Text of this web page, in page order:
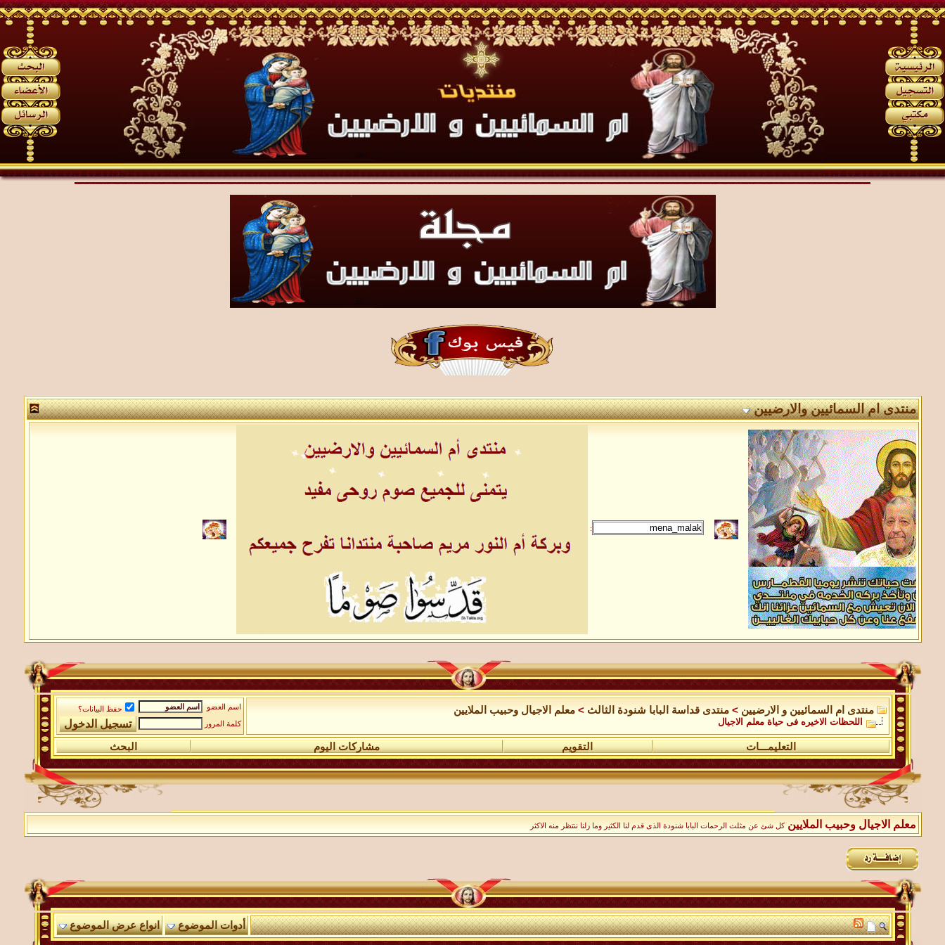
منتدى ام السمائيين والارضيين
منتدى ام السمائيين و الارضيين >منتدى قداسة البابا شنودة الثالث >معلم الاجيال وحبيب الملايين
اللحظات الاخيره فى حياة معلم الاجيال
اسم العضو
حفظ البيانات؟
كلمة المرور
التعليمـــات التقويم مشاركات اليوم البحث
معلم الاجيال وحبيب الملايينكل شئ عن مثلث الرحمات البابا شنودة الذى قدم لنا الكثير وما زلنا ننتظر منه الاكثر
أدوات الموضوع انواع عرض الموضوع